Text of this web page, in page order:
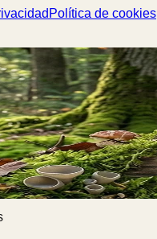
Política de cookies